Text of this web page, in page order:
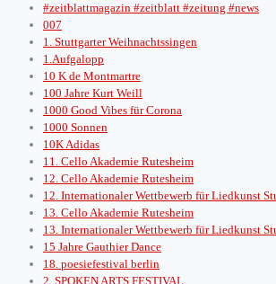
#zeitblattmagazin #zeitblatt #zeitung #news
007
1. Stuttgarter Weihnachtssingen
1.Aufgalopp
10 K de Montmartre
100 Jahre Kurt Weill
1000 Good Vibes für Corona
1000 Sonnen
10K Adidas
11. Cello Akademie Rutesheim
12. Cello Akademie Rutesheim
12. Internationaler Wettbewerb für Liedkunst
13. Cello Akademie Rutesheim
13. Internationaler Wettbewerb für Liedkunst
15 Jahre Gauthier Dance
18. poesiefestival berlin
2. SPOKEN ARTS FESTIVAL